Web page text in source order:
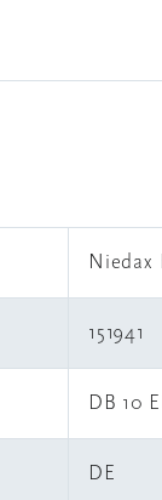
Niedax
151941
DB 10
DE